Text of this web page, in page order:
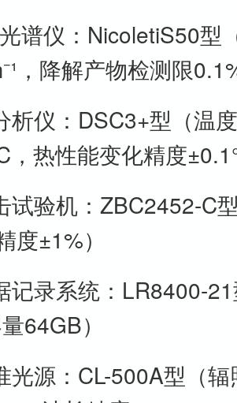
谱仪：NicoletiS50型
，降解产物检测限
析仪：DSC3+型（温
，热性能变化精度
试验机：ZBC2452-C
度±1%）
记录系统：LR8400-
64GB）
光源：CL-500A型（